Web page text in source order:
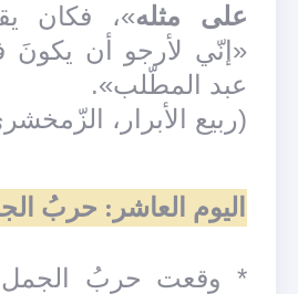
على مثله»، فكان
«إنّي لأرجو أن
عبد المطّلب».
(ربيع الأبرار،
اليوم العاشر: حربُ
* وقعت حربُ الجمل